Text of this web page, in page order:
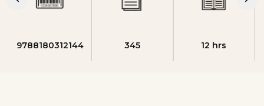
9788180312144 345 12 hrs